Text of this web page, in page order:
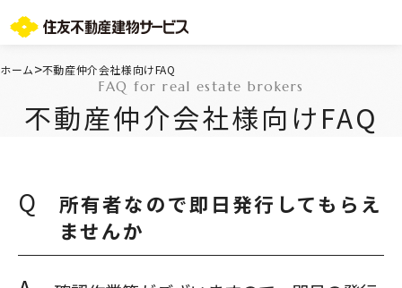
TOPページ
ご所有・お住まいの皆様
不動産仲介会社様
ST-マンション管理WEBサービス
よくあるご質問
お問い合わせ総合窓口
ホーム>不動産仲介会社様向けFAQ
FAQ for real estate brokers
不動産仲介会社様向けFAQ
Q
所有者なので即日発行してもらえ
ませんか